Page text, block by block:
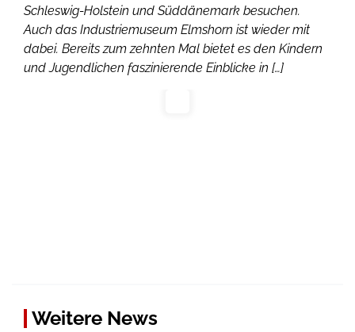
Schleswig-Holstein und Süddänemark besuchen.
Auch das Industriemuseum Elmshorn ist wieder mit
dabei. Bereits zum zehnten Mal bietet es den Kindern
und Jugendlichen faszinierende Einblicke in […]
Weitere News